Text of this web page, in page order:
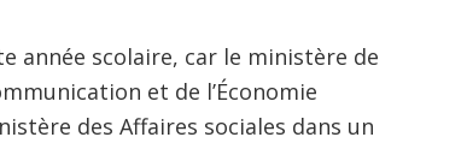
année scolaire, car le ministère de
et de l’Économie
des Affaires sociales dans un